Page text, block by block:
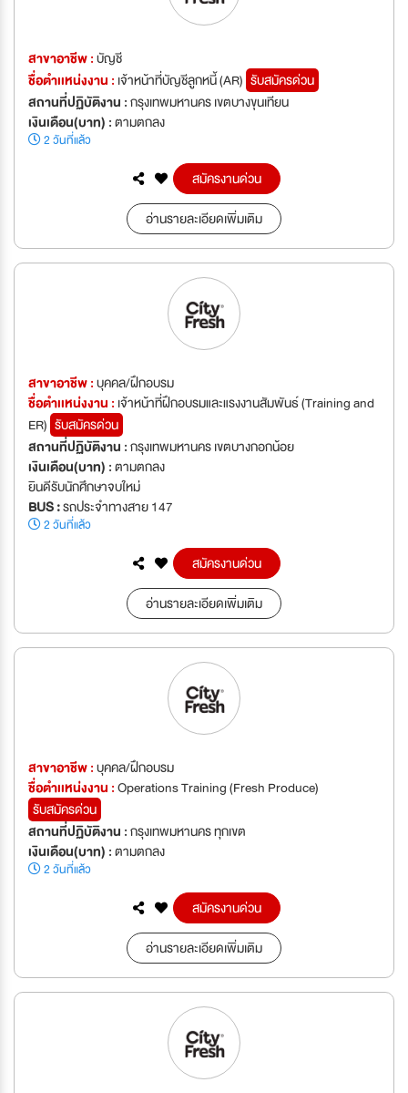
สาขาอาชีพ :บัญชี
ชื่อตำเเหน่งงาน : เจ้าหน้าที่บัญชีลูกหนี้ (AR) รับสมัครด่วน
สถานที่ปฏิบัติงาน :กรุงเทพมหานคร เขตบางขุนเทียน
เงินเดือน(บาท) :ตามตกลง
2 วันที่แล้ว
สมัครงานด่วน
อ่านรายละเอียดเพิ่มเติม
สาขาอาชีพ :บุคคล/ฝึกอบรม
ชื่อตำเเหน่งงาน : เจ้าหน้าที่ฝึกอบรมและแรงงานสัมพันธ์ (Training and
ER) รับสมัครด่วน
สถานที่ปฏิบัติงาน :กรุงเทพมหานคร เขตบางกอกน้อย
เงินเดือน(บาท) :ตามตกลง
ยินดีรับนักศึกษาจบใหม่
BUS :รถประจำทางสาย 147
2 วันที่แล้ว
สมัครงานด่วน
อ่านรายละเอียดเพิ่มเติม
สาขาอาชีพ :บุคคล/ฝึกอบรม
ชื่อตำเเหน่งงาน :Operations Training (Fresh Produce)
รับสมัครด่วน
สถานที่ปฏิบัติงาน :กรุงเทพมหานคร ทุกเขต
เงินเดือน(บาท) :ตามตกลง
2 วันที่แล้ว
สมัครงานด่วน
อ่านรายละเอียดเพิ่มเติม